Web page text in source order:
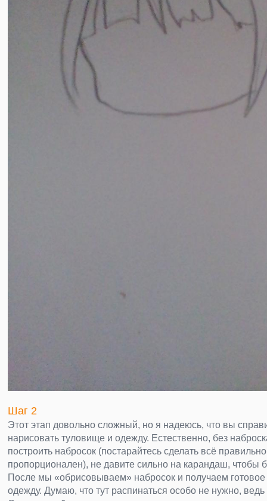
Шаг 2
Этот этап довольно сложный, но я надеюсь, что вы
нарисовать туловище и одежду. Естественно, без
построить набросок (постарайтесь сделать всё
пропорционален), не давите сильно на карандаш, чтобы
После мы «обрисовываем» набросок и получаем
одежду. Думаю, что тут распинаться особо не нужно,